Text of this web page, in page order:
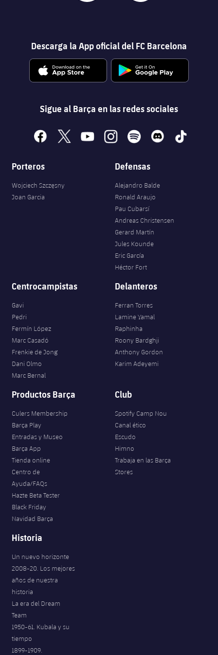
Descarga la App oficial del FC Barcelona
Sigue al Barça en las redes sociales
facebook
x youtubeinstagramspotify discord tiktok
Porteros
Wojciech Szczęsny
Joan Garcia
Defensas
Alejandro Balde
Ronald Araujo
Pau Cubarsí
Andreas Christensen
Gerard Martín
Jules Kounde
Eric García
Héctor Fort
Centrocampistas
Gavi
Pedri
Fermín López
Marc Casadó
Frenkie de Jong
Dani Olmo
Marc Bernal
Delanteros
Ferran Torres
Lamine Yamal
Raphinha
Roony Bardghji
Anthony Gordon
Karim Adeyemi
Productos Barça
Culers Membership
Barça Play
Entradas y Museo
Barça App
Tienda online
Centro de
Ayuda/FAQs
Hazte Beta Tester
Black Friday
Navidad Barça
Club
Spotify Camp Nou
Canal ético
Escudo
Himno
Trabaja en las Barça
Stores
Historia
Un nuevo horizonte
2008-20. Los mejores
años de nuestra
historia
La era del Dream
Team
1950-61. Kubala y su
tiempo
1899-1909.